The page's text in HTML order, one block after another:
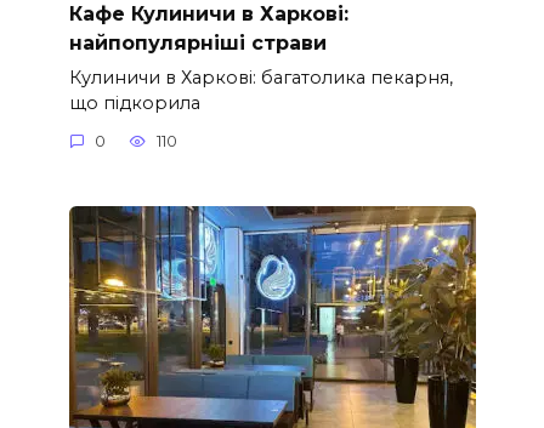
Кафе Кулиничи в Харкові:
найпопулярніші страви
Кулиничи в Харкові: багатолика пекарня,
що підкорила
0 110